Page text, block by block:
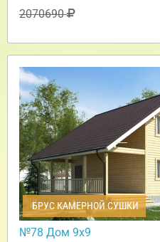
2070690
БРУС КАМЕРНОЙ СУШКИ
№78 Дом 9х9